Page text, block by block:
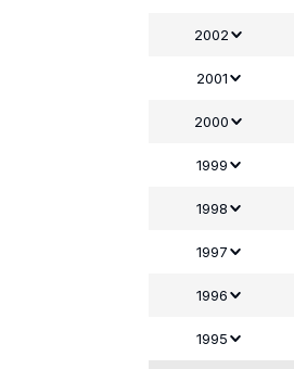
2002
2001
2000
1999
1998
1997
1996
1995